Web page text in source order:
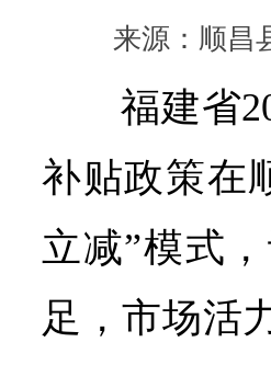
来源：顺昌
福建省
补贴政策在
立减”模式
足，市场活